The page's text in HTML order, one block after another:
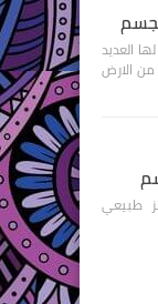
العديد
من الارض
طبيعي